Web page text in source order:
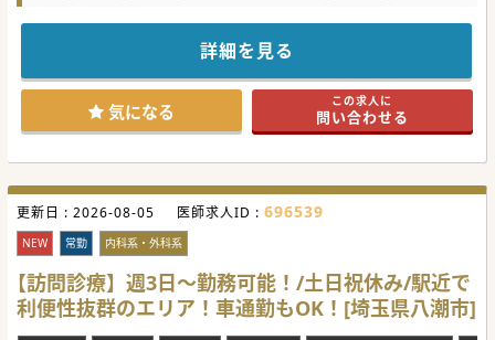
当直、オンコール、救急対応、残業無し等、幅広いご相談が
基本の業務は療養病棟の管理のため、ゆったりめのご勤務が
可能です。
アクセス便利な路線沿いで、駅からも徒歩圏内のため、
県外在住の方も、ぜひお気軽にご相談ください。
#秋入職可
詳細を見る
気になる この求人に
問い合わせる
更新日 : 2026-08-05 医師求人ID : 696539
NEW 常勤 内科系・外科系
【訪問診療】週3日～勤務可能！/土日祝休み/駅近で
利便性抜群のエリア！車通勤もOK！[埼玉県八潮市]